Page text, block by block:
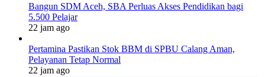
Bangun SDM Aceh, SBA Perluas Akses Pendidikan bagi
5.500 Pelajar
22 jam ago
Pertamina Pastikan Stok BBM di SPBU Calang Aman,
Pelayanan Tetap Normal
22 jam ago